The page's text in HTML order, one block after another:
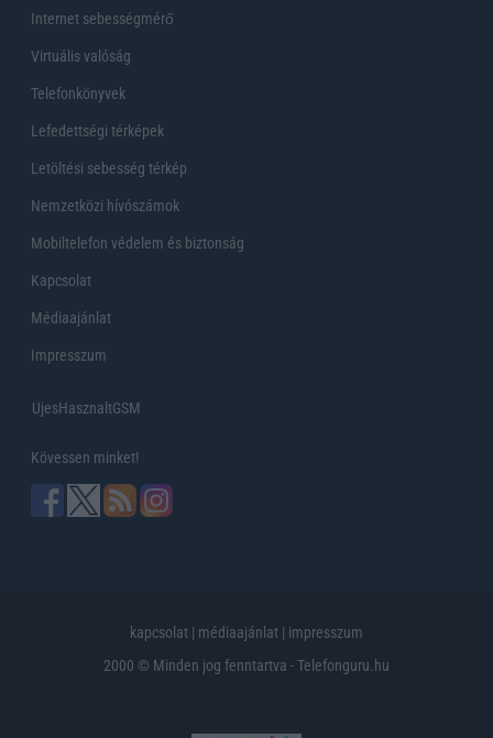
Internet sebességmérő
Virtuális valóság
Telefonkönyvek
Lefedettségi térképek
Letöltési sebesség térkép
Nemzetközi hívószámok
Mobiltelefon védelem és biztonság
Kapcsolat
Médiaajánlat
Impresszum
UjesHasznaltGSM
Kövessen minket!
kapcsolat | médiaajánlat | impresszum
2000 © Minden jog fenntartva - Telefonguru.hu